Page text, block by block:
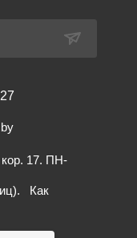
кор. 17. ПН-
Как